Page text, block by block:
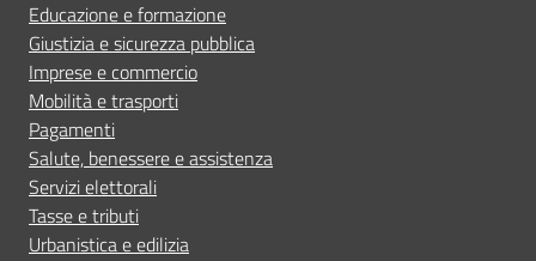
Educazione e formazione
Giustizia e sicurezza pubblica
Imprese e commercio
Mobilità e trasporti
Pagamenti
Salute, benessere e assistenza
Servizi elettorali
Tasse e tributi
Urbanistica e edilizia